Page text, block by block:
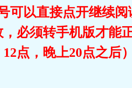
可以直接点开继续阅
必须转手机版才能正
点，晚上20点之后）